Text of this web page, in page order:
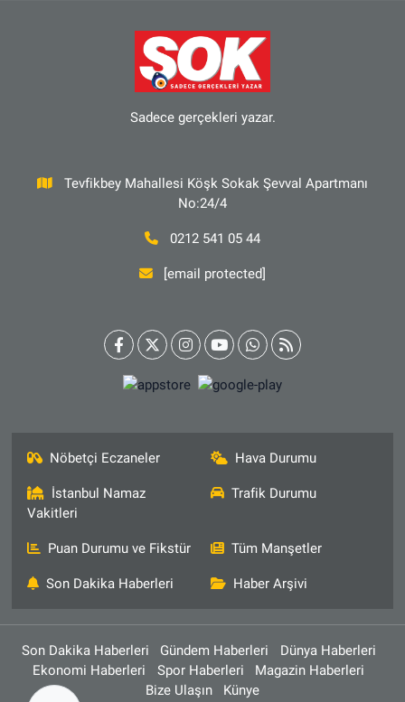
Sadece gerçekleri yazar.
Tevfikbey Mahallesi Köşk Sokak Şevval Apartmanı
No:24/4
0212 541 05 44
[email protected]
Nöbetçi Eczaneler Hava Durumu
İstanbul Namaz
Vakitleri
Trafik Durumu
Puan Durumu ve Fikstür Tüm Manşetler
Son Dakika Haberleri Haber Arşivi
Son Dakika Haberleri Gündem Haberleri
Dünya Haberleri
Ekonomi Haberleri
Spor Haberleri
Magazin Haberleri
Bize Ulaşın
Künye